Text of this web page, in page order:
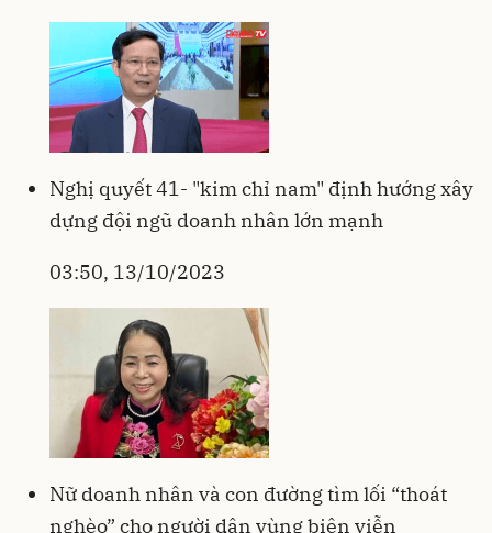
Nghị quyết 41- "kim chỉ nam" định hướng xây
dựng đội ngũ doanh nhân lớn mạnh
03:50, 13/10/2023
Nữ doanh nhân và con đường tìm lối “thoát
nghèo” cho người dân vùng biên viễn